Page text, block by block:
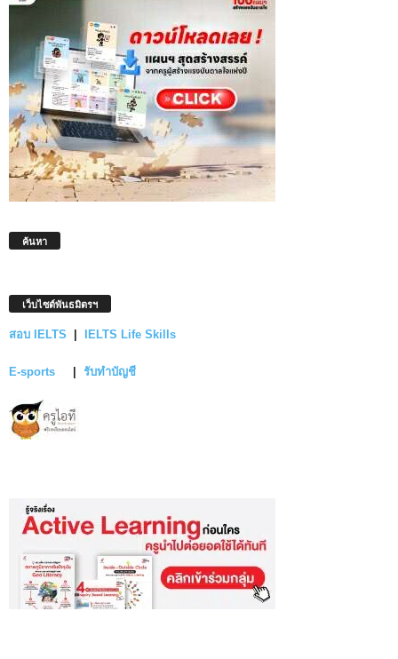
ค้นหา
เว็บไซต์พันธมิตรฯ
สอบ IELTS | IELTS Life Skills
E-sports | รับทำบัญชี